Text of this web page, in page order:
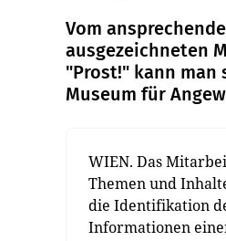
Vom
ausgezeichneten
"Prost!" kann man
Museum für
WIEN. Das
Themen und
die Identifikation
Informationen